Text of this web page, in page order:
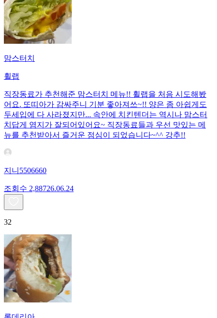
맘스터치
휠랩
직장동료가 추천해준 맘스터치 메뉴!! 휠랩을 처음 시도해봤
어요. 또띠아가 감싸주니 기분 좋아져쓰~!! 양은 좀 아쉽게도
두세입에 다 사라졌지만... 속안에 치킨텐더는 역시나 맘스터
치답게 염지가 잘되어있어요~ 직장동료들과 우선 맛있는 메
뉴를 추천받아서 즐거운 점심이 되었습니다~^^ 강추!!
지니5506660
조회수 2,88726.06.24
32